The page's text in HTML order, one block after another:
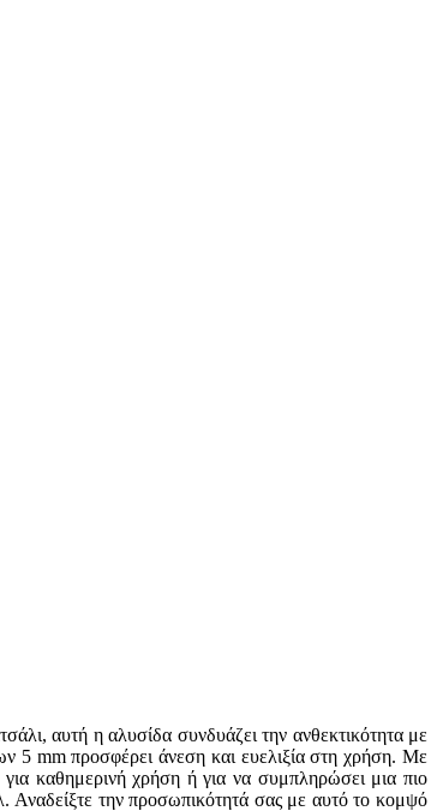
αυτή η αλυσίδα συνδυάζει την ανθεκτικότητα με
5 mm προσφέρει άνεση και ευελιξία στη χρήση. Με
καθημερινή χρήση ή για να συμπληρώσει μια πιο
Αναδείξτε την προσωπικότητά σας με αυτό το κομψό